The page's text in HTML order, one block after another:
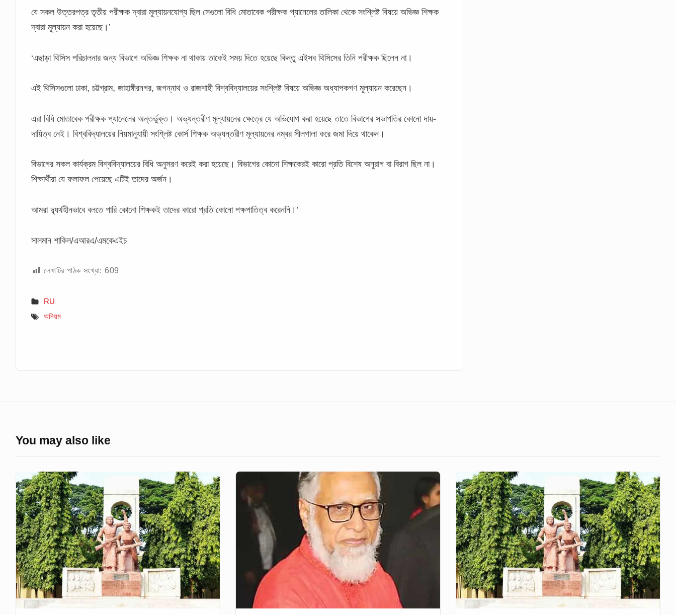
যে সকল উত্তরপত্র তৃতীয় পরীক্ষক দ্বারা মূল্যায়নযোগ্য ছিল সেগুলো বিধি মোতাবেক পরীক্ষক প্যানেলের তালিকা থেকে সংশ্লিষ্ট বিষয়ে অভিজ্ঞ শিক্ষক
দ্বারা মূল্যায়ন করা হয়েছে।’
‘এছাড়া থিসিস পরিচালনার জন্য বিভাগে অভিজ্ঞ শিক্ষক না থাকায় তাকেই সময় দিতে হয়েছে কিন্তু এইসব থিসিসের তিনি পরীক্ষক ছিলেন না।
এই থিসিসগুলো ঢাকা, চট্টগ্রাম, জাহাঙ্গীরনগর, জগন্নাথ ও রাজশাহী বিশ্ববিদ্যালয়ের সংশ্লিষ্ট বিষয়ে অভিজ্ঞ অধ্যাপকগণ মূল্যায়ন করেছেন।
এরা বিধি মোতাবেক পরীক্ষক প্যানেলের অন্তর্ভুক্ত। অভ্যন্তরীণ মূল্যায়নের ক্ষেত্রে যে অভিযোগ করা হয়েছে তাতে বিভাগের সভাপতির কোনো দায়-
দায়িত্ব নেই। বিশ্ববিদ্যালয়ের নিয়মানুযায়ী সংশ্লিষ্ট কোর্স শিক্ষক অভ্যন্তরীণ মূল্যায়নের নম্বর সীলগালা করে জমা দিয়ে থাকেন।
বিভাগের সকল কার্যক্রম বিশ্ববিদ্যালয়ের বিধি অনুসরণ করেই করা হয়েছে। বিভাগের কোনো শিক্ষকেরই কারো প্রতি বিশেষ অনুরাগ বা বিরাগ ছিল না।
শিক্ষার্থীরা যে ফলাফল পেয়েছে এটিই তাদের অর্জন।
আমরা দ্ব্যর্থহীনভাবে বলতে পারি কোনো শিক্ষকই তাদের কারো প্রতি কোনো পক্ষপাতিত্ব করেননি।’
সালমান শাকিল/এআরএ/এমকেএইচ
লেখাটির পাঠক সংখ্যা: 609
RU
অনিয়ম
You may also like
শিক্ষকদের
আপত্তির
মুখে
রাবি
ভর্তি
পরীক্ষা
কমিটির
সভা
স্থগিত
স্থগিতের
নোটিশের
রাবির
উপাচার্য
নিয়ম
পরিবর্তন
করে
ভিসির
মেয়ে
ও
জামাতার
নিয়োগ
নিয়ে